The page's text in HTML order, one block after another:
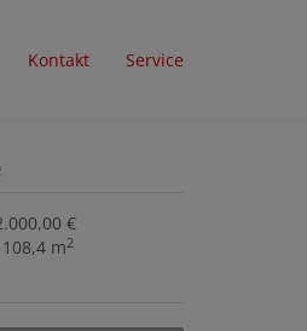
Kontakt Service
€
m2